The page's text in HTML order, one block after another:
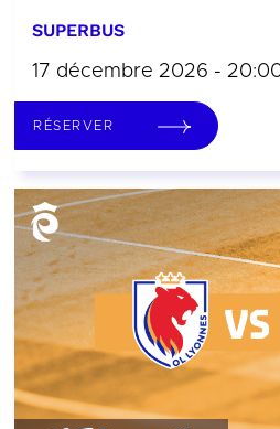
SUPERBUS
17 décembre 2026 -
RÉSERVER